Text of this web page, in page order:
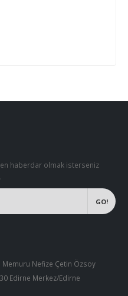
haberdar olmak isterseniz
Memuru Nefize Çetin Özsoy
Edirne Merkez/Edirne